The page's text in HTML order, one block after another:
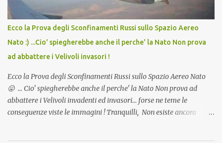
Ecco la Prova degli Sconfinamenti Russi sullo Spazio Aereo
Nato :) ...Cio' spiegherebbe anche il perche' la Nato Non prova
ad abbattere i Velivoli invasori !
Ecco la Prova degli Sconfinamenti Russi sullo Spazio Aereo Nato
😛 ... Cio' spiegherebbe anche il perche' la Nato Non prova ad
abbattere i Velivoli invadenti ed invasori... forse ne teme le
conseguenze viste le immagini ! Tranquilli, Non esiste ancora